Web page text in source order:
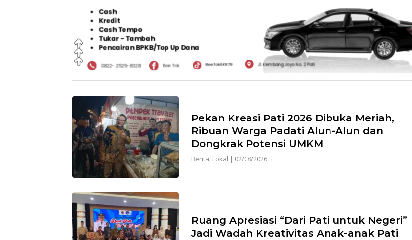
Pekan Kreasi Pati 2026 Dibuka Meriah,
Ribuan Warga Padati Alun-Alun dan
Dongkrak Potensi UMKM
Berita, Lokal | 02/08/2026
Ruang Apresiasi “Dari Pati untuk Negeri”
Jadi Wadah Kreativitas Anak-anak Pati